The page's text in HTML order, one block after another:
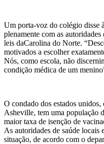
Um porta-voz do colégio disse
plenamente com as
leis daCarolina do Norte.
motivados a escolher
Nós, como escola, não
condição médica de um
O condado dos estados
Asheville, tem uma população
maior taxa de isenção de
As autoridades de saúde locais
situação, de acordo com o